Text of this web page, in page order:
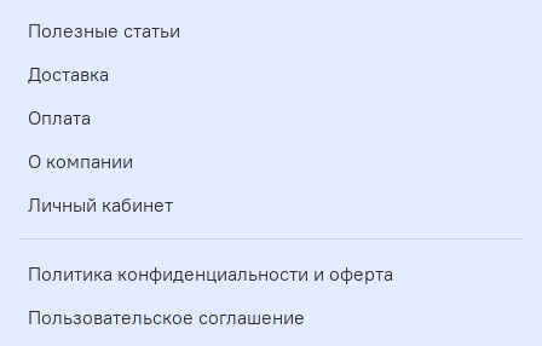
Полезные статьи
Доставка
Оплата
О компании
Личный кабинет
Политика конфиденциальности и оферта
Пользовательское соглашение